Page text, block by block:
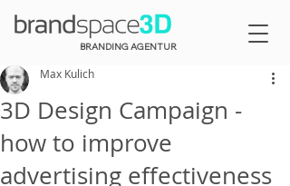
BRANDING AGENTUR
3D Design Campaign -
how to improve
advertising effectiveness
Max Kulich